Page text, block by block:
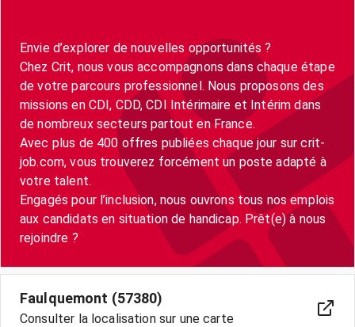
Envie d’explorer de nouvelles opportunités ?
Chez Crit, nous vous accompagnons dans chaque étape
de votre parcours professionnel. Nous proposons des
missions en CDI, CDD, CDI Intérimaire et Intérim dans
de nombreux secteurs partout en France.
Avec plus de 400 offres publiées chaque jour sur crit-
job.com, vous trouverez forcément un poste adapté à
votre talent.
Engagés pour l’inclusion, nous ouvrons tous nos emplois
aux candidats en situation de handicap. Prêt(e) à nous
Faulquemont (57380)
Consulter la localisation sur une carte